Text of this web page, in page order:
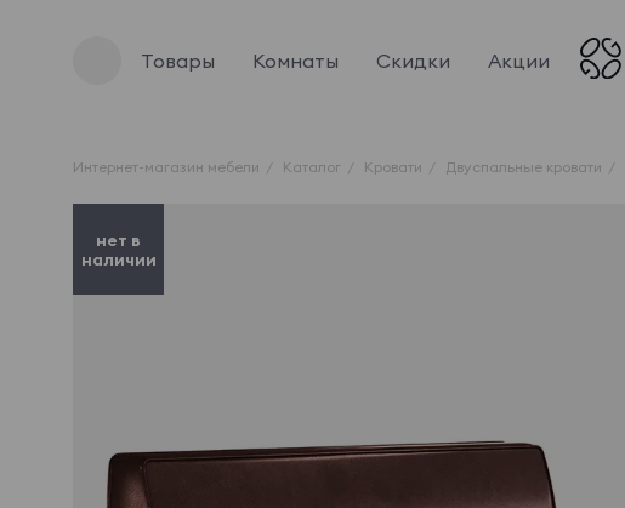
Товары Комнаты Скидки Акции
Интернет-магазин мебели Каталог Кровати Двуспальные кровати
нет в
наличии